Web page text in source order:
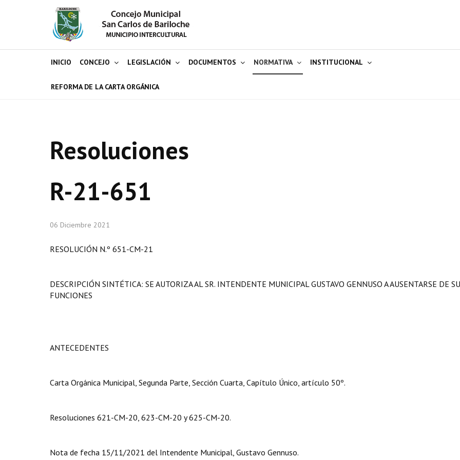
INICIO CONCEJO LEGISLACIÓN DOCUMENTOS NORMATIVA INSTITUCIONAL
REFORMA DE LA CARTA ORGÁNICA
Resoluciones
R-21-651
06 Diciembre 2021
RESOLUCIÓN N.º 651-CM-21
DESCRIPCIÓN SINTÉTICA: SE AUTORIZA AL SR. INTENDENTE MUNICIPAL GUSTAVO GENNUSO A AUSENTARSE DE
FUNCIONES
ANTECEDENTES
Carta Orgánica Municipal, Segunda Parte, Sección Cuarta, Capítulo Único, artículo 50º.
Resoluciones 621-CM-20, 623-CM-20 y 625-CM-20.
Nota de fecha 15/11/2021 del Intendente Municipal, Gustavo Gennuso.